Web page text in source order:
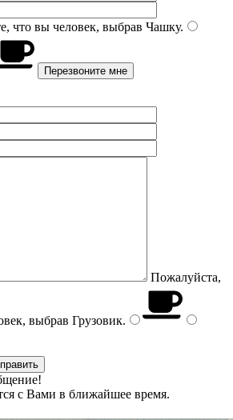
что вы человек, выбрав Чашку.
Пожалуйста,
выбрав Грузовик.
с Вами в ближайшее время.